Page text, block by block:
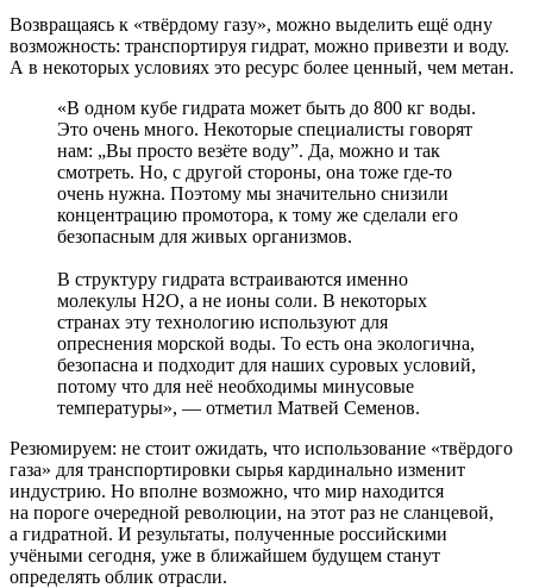
Возвращаясь к «твёрдому газу», можно выделить ещё одну
возможность: транспортируя гидрат, можно привезти и воду.
А в некоторых условиях это ресурс более ценный, чем метан.
«В одном кубе гидрата может быть до 800 кг воды.
Это очень много. Некоторые специалисты говорят
нам: „Вы просто везёте воду”. Да, можно и так
смотреть. Но, с другой стороны, она тоже где‑то
очень нужна. Поэтому мы значительно снизили
концентрацию промотора, к тому же сделали его
безопасным для живых организмов.
В структуру гидрата встраиваются именно
молекулы Н2О, а не ионы соли. В некоторых
странах эту технологию используют для
опреснения морской воды. То есть она экологична,
безопасна и подходит для наших суровых условий,
потому что для неё необходимы минусовые
температуры», ― отметил Матвей Семенов.
Резюмируем: не стоит ожидать, что использование «твёрдого
газа» для транспортировки сырья кардинально изменит
индустрию. Но вполне возможно, что мир находится
на пороге очередной революции, на этот раз не сланцевой,
а гидратной. И результаты, полученные российскими
учёными сегодня, уже в ближайшем будущем станут
определять облик отрасли.